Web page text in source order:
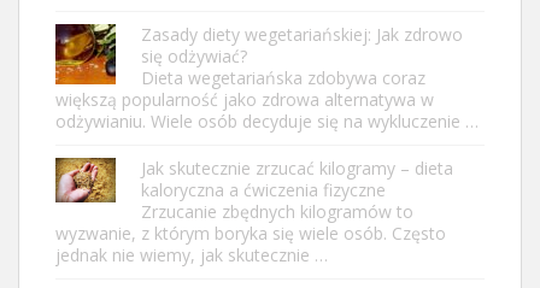
Zasady diety wegetariańskiej: Jak zdrowo
się odżywiać?
Dieta wegetariańska zdobywa coraz
większą popularność jako zdrowa alternatywa w
odżywianiu. Wiele osób decyduje się na wykluczenie …
Jak skutecznie zrzucać kilogramy – dieta
kaloryczna a ćwiczenia fizyczne
Zrzucanie zbędnych kilogramów to
wyzwanie, z którym boryka się wiele osób. Często
jednak nie wiemy, jak skutecznie …